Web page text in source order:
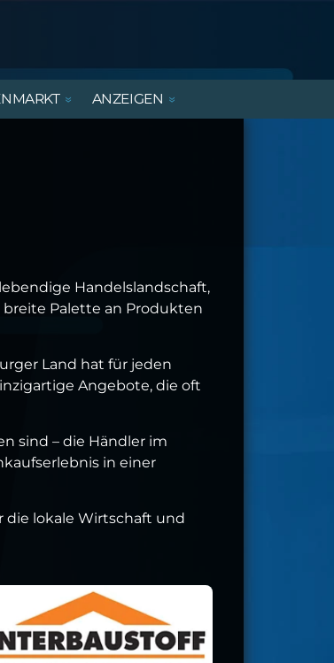
ANZEIGEN
Handelslandschaft,
breite Palette an Produkten
Land hat für jeden
Angebote, die oft
sind – die Händler im
in einer
die lokale Wirtschaft und